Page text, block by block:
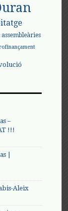
–
!!!
|
Aleix